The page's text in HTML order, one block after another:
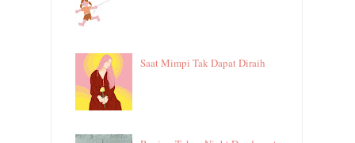
Saat Mimpi Tak Dapat Diraih